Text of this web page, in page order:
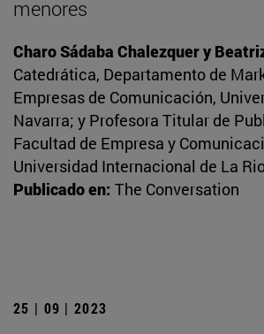
menores
Charo Sádaba Chalezquer y
Catedrática, Departamento de
Empresas de Comunicación,
Navarra; y Profesora Titular de
Facultad de Empresa y
Universidad Internacional de La
Publicado en: The Conversation
25 | 09 | 2023